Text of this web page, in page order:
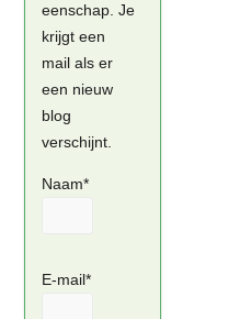
eenschap. Je
krijgt een
mail als er
een nieuw
blog
verschijnt.
Naam*
E-mail*